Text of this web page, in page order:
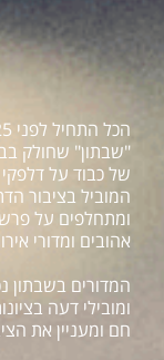
"שבתון" שחולק
של כבוד על
המוביל בציבור
ומתחלפים על
אהובים ומדורי
המדורים בשבתון
ומובילי דעה
חם ומעניין את